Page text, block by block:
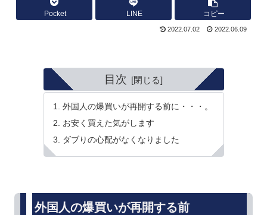
Pocket LINE コピー
2022.07.02 2022.06.09
目次
外国人の爆買いが再開する前に・・・。
お安く買えた気がします
ダブりの心配がなくなりました
外国人の爆買いが再開する前